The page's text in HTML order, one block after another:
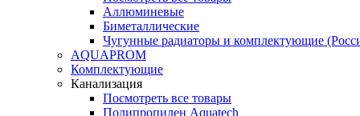
Аллюминевые
Биметаллические
Чугунные радиаторы и комплектующие
AQUAPROM
Комплектующие
Канализация
Посмотреть все товары
Полипропилен Aquatech